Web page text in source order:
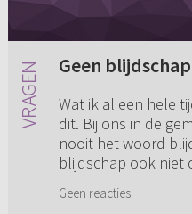
Geen
Wat ik al een hele
dit. Bij ons in de
nooit het woord
blijdschap ook niet
Geen reacties